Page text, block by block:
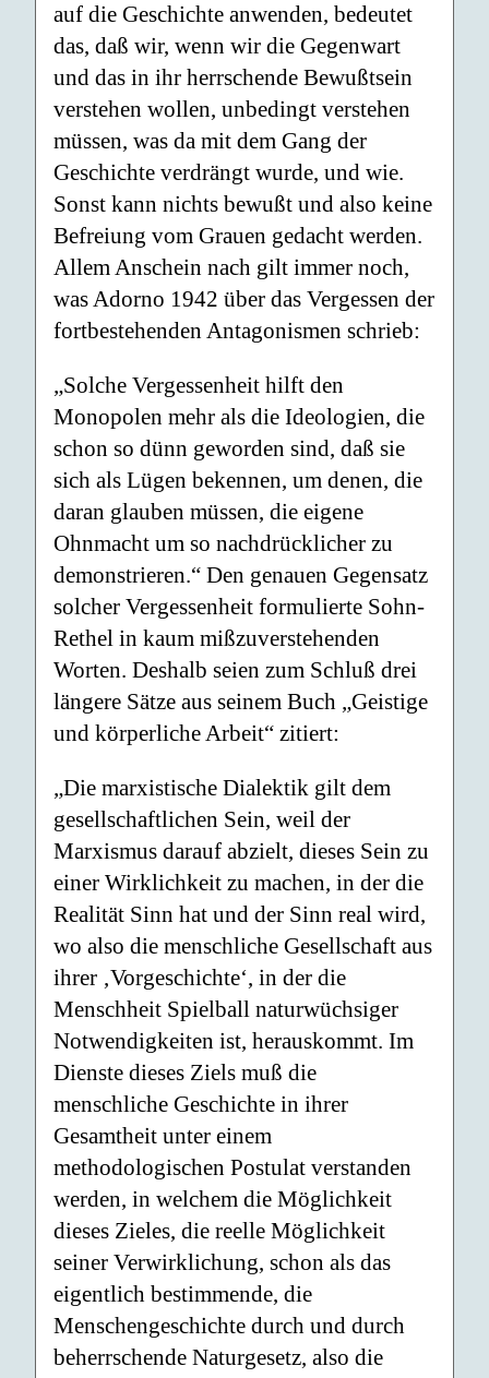
auf die Geschichte anwenden, bedeutet
das, daß wir, wenn wir die Gegenwart
und das in ihr herrschende Bewußtsein
verstehen wollen, unbedingt verstehen
müssen, was da mit dem Gang der
Geschichte verdrängt wurde, und wie.
Sonst kann nichts bewußt und also keine
Befreiung vom Grauen gedacht werden.
Allem Anschein nach gilt immer noch,
was Adorno 1942 über das Vergessen der
fortbestehenden Antagonismen schrieb:
„Solche Vergessenheit hilft den
Monopolen mehr als die Ideologien, die
schon so dünn geworden sind, daß sie
sich als Lügen bekennen, um denen, die
daran glauben müssen, die eigene
Ohnmacht um so nachdrücklicher zu
demonstrieren.“ Den genauen Gegensatz
solcher Vergessenheit formulierte Sohn-
Rethel in kaum mißzuverstehenden
Worten. Deshalb seien zum Schluß drei
längere Sätze aus seinem Buch „Geistige
und körperliche Arbeit“ zitiert:
„Die marxistische Dialektik gilt dem
gesellschaftlichen Sein, weil der
Marxismus darauf abzielt, dieses Sein zu
einer Wirklichkeit zu machen, in der die
Realität Sinn hat und der Sinn real wird,
wo also die menschliche Gesellschaft aus
ihrer ‚Vorgeschichte‘, in der die
Menschheit Spielball naturwüchsiger
Notwendigkeiten ist, herauskommt. Im
Dienste dieses Ziels muß die
menschliche Geschichte in ihrer
Gesamtheit unter einem
methodologischen Postulat verstanden
werden, in welchem die Möglichkeit
dieses Zieles, die reelle Möglichkeit
seiner Verwirklichung, schon als das
eigentlich bestimmende, die
Menschengeschichte durch und durch
beherrschende Naturgesetz, also die